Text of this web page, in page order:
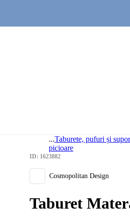
...Taburete, pufuri și
picioare
ID: 1623882
Cosmopolitan Design
Taburet